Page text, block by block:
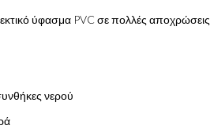
ύφασμα PVC σε πολλές αποχρώσεις
νερού